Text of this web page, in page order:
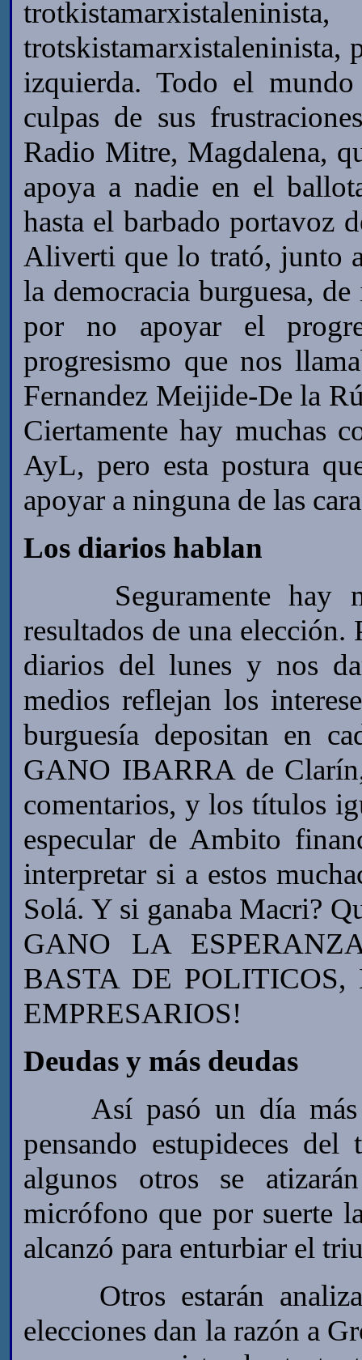
trotskistamarxistaleninista,
izquierda. Todo el
culpas de sus
Radio Mitre, Magdalena,
apoya a nadie en el
hasta el barbado portavoz
Aliverti que lo trató, junto
la democracia burguesa,
por no apoyar el
progresismo que nos
Fernandez Meijide-De la
Ciertamente hay muchas
AyL, pero esta postura
apoyar a ninguna de las
Los diarios hablan
Seguramente hay
resultados de una
diarios del lunes y nos
medios reflejan los
burguesía depositan en
GANO IBARRA de
comentarios, y los títulos
especular de Ambito
interpretar si a estos
Solá. Y si ganaba Macri?
GANO LA
BASTA DE
EMPRESARIOS!
Deudas y más deudas
Así pasó un día más
pensando estupideces
algunos otros se
micrófono que por suerte
alcanzó para enturbiar el
Otros estarán
elecciones dan la razón a